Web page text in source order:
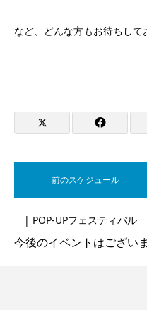
など、どんな方もお待ちして
前のスケジュール
| POP-UPフェスティバル
今後のイベントはございま